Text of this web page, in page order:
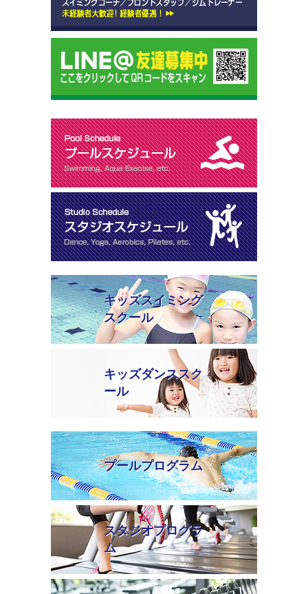
キッズスイミング
スクール
キッズダンススク
ール
プールプログラム
スタジオプログラ
ム